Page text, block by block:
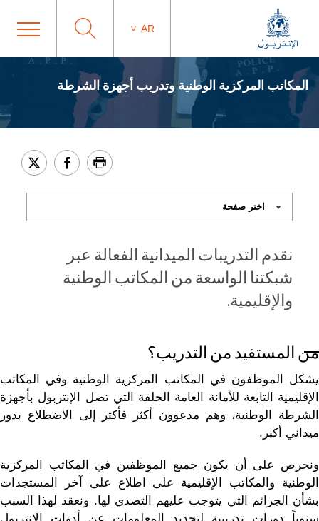
AR
المكاتب المركزية الوطنية وتدريب أجهزة الشرطة
نقدم التدريبات الميدانية الفعالة عبر
شبكتنا الواسعة من المكاتب الوطنية
والإقليمية.
من المستفيد من التدريب؟
يشكل الموظفون في المكاتب المركزية الوطنية وفي المكاتب
الإقليمية التابعة للأمانة العامة الحلقة التي تصل الإنتربول بأجهزة
الشرطة الوطنية، وهم مدعوون أكثر فأكثر إلى الاضطلاع بدور
ميداني أكبر.
ونحرص على أن يكون جميع الموظفين في المكاتب المركزية
الوطنية والمكاتب الإقليمية على اطلاع على آخر المستجدات
بشأن الجرائم التي يتوجب عليهم التصدي لها. ونعقد لهذا السبب